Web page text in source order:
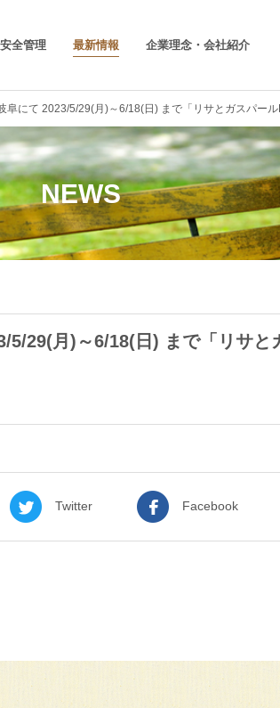
全管理 最新情報 企業理念・会社紹介
阜にて 2023/5/29(月)～6/18(日) まで「リサとガスパー
NEWS
5/29(月)～6/18(日) まで「リサ
Twitter Facebook